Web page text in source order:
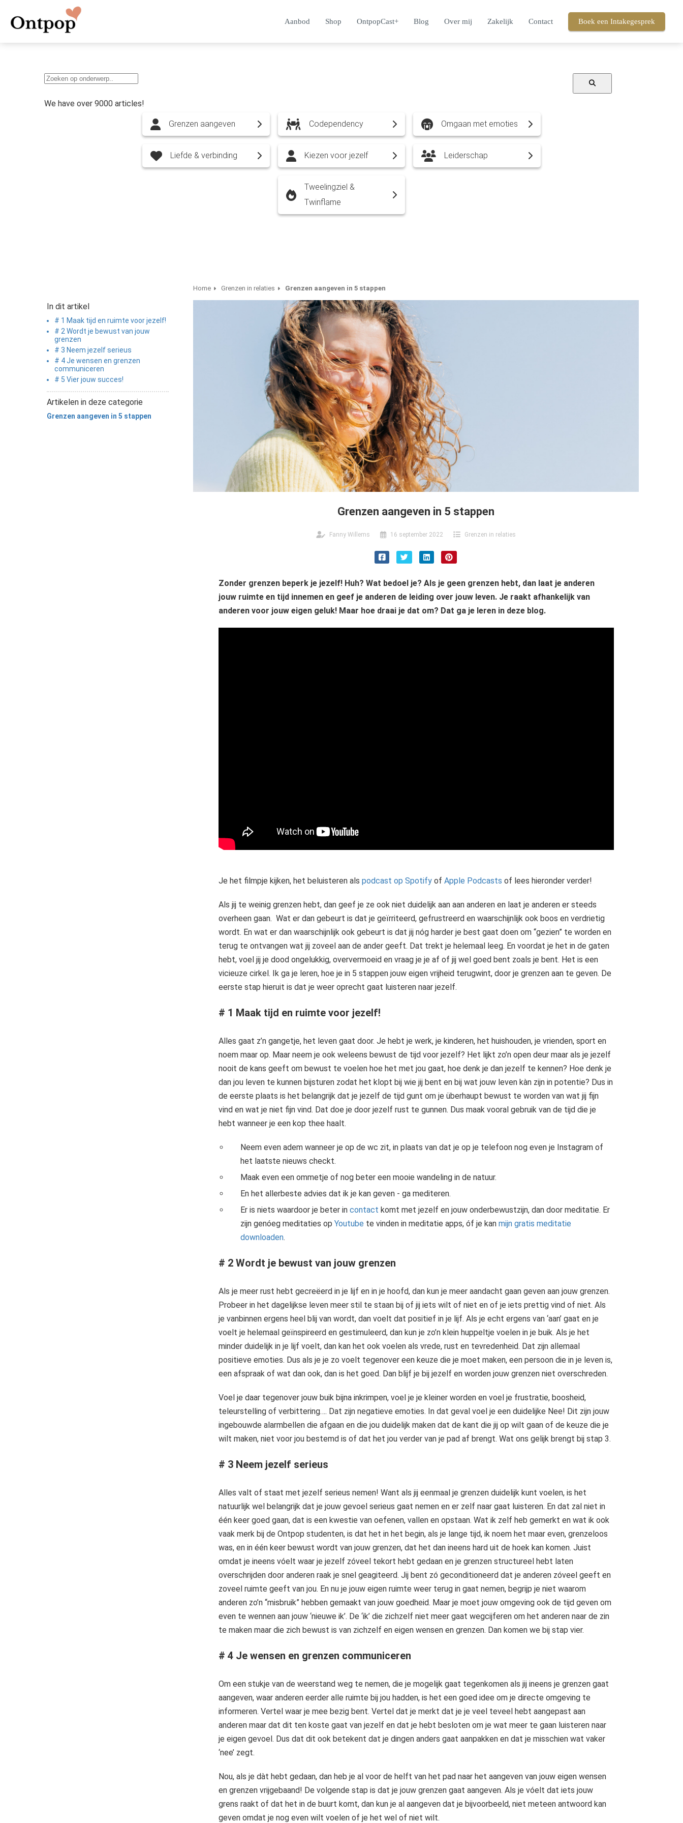
Aanbod Shop OntpopCast+ Blog Over mij Zakelijk Contact Boek een Intakegesprek
We have over 9000 articles!
Grenzen aangeven Codependency Omgaan met emoties
Liefde & verbinding Kiezen voor jezelf Leiderschap
Tweelingziel &
Twinflame
In dit artikel
# 1 Maak tijd en ruimte voor jezelf!
# 2 Wordt je bewust van jouw
grenzen
# 3 Neem jezelf serieus
# 4 Je wensen en grenzen
communiceren
# 5 Vier jouw succes!
Artikelen in deze categorie
Grenzen aangeven in 5 stappen
Home Grenzen in relaties Grenzen aangeven in 5 stappen
Grenzen aangeven in 5 stappen
Fanny Willems 16 september 2022 Grenzen in relaties
Zonder grenzen beperk je jezelf! Huh? Wat bedoel je? Als je geen grenzen hebt, dan laat je anderen
jouw ruimte en tijd innemen en geef je anderen de leiding over jouw leven. Je raakt afhankelijk van
anderen voor jouw eigen geluk! Maar hoe draai je dat om? Dat ga je leren in deze blog.
Je het filmpje kijken, het beluisteren als podcast op Spotifyof Apple Podcasts of lees hieronder verder!
Als jij te weinig grenzen hebt, dan geef je ze ook niet duidelijk aan aan anderen en laat je anderen er steeds
overheen gaan. Wat er dan gebeurt is dat je geïrriteerd, gefrustreerd en waarschijnlijk ook boos en verdrietig
wordt. En wat er dan waarschijnlijk ook gebeurt is dat jij nóg harder je best gaat doen om “gezien” te worden en
terug te ontvangen wat jij zoveel aan de ander geeft. Dat trekt je helemaal leeg. En voordat je het in de gaten
hebt, voel jij je dood ongelukkig, oververmoeid en vraag je je af of jij wel goed bent zoals je bent. Het is een
vicieuze cirkel. Ik ga je leren, hoe je in 5 stappen jouw eigen vrijheid terugwint, door je grenzen aan te geven. De
eerste stap hieruit is dat je weer oprecht gaat luisteren naar jezelf.
# 1 Maak tijd en ruimte voor jezelf!
Alles gaat z’n gangetje, het leven gaat door. Je hebt je werk, je kinderen, het huishouden, je vrienden, sport en
noem maar op. Maar neem je ook weleens bewust de tijd voor jezelf? Het lijkt zo’n open deur maar als je jezelf
nooit de kans geeft om bewust te voelen hoe het met jou gaat, hoe denk je dan jezelf te kennen? Hoe denk je
dan jou leven te kunnen bijsturen zodat het klopt bij wie jij bent en bij wat jouw leven kàn zijn in potentie? Dus in
de eerste plaats is het belangrijk dat je jezelf de tijd gunt om je überhaupt bewust te worden van wat jij fijn
vind en wat je niet fijn vind. Dat doe je door jezelf rust te gunnen. Dus maak vooral gebruik van de tijd die je
hebt wanneer je een kop thee haalt.
Neem even adem wanneer je op de wc zit, in plaats van dat je op je telefoon nog even je Instagram of
het laatste nieuws checkt.
Maak even een ommetje of nog beter een mooie wandeling in de natuur.
En het allerbeste advies dat ik je kan geven - ga mediteren.
Er is niets waardoor je beter in contact komt met jezelf en jouw onderbewustzijn, dan door meditatie. Er
zijn genóeg meditaties op Youtube te vinden in meditatie apps, óf je kan mijn gratis meditatie
downloaden.
# 2 Wordt je bewust van jouw grenzen
Als je meer rust hebt gecreëerd in je lijf en in je hoofd, dan kun je meer aandacht gaan geven aan jouw grenzen.
Probeer in het dagelijkse leven meer stil te staan bij of jij iets wilt of niet en of je iets prettig vind of niet. Als
je vanbinnen ergens heel blij van wordt, dan voelt dat positief in je lijf. Als je echt ergens van ‘aan’ gaat en je
voelt je helemaal geïnspireerd en gestimuleerd, dan kun je zo’n klein huppeltje voelen in je buik. Als je het
minder duidelijk in je lijf voelt, dan kan het ook voelen als vrede, rust en tevredenheid. Dat zijn allemaal
positieve emoties. Dus als je je zo voelt tegenover een keuze die je moet maken, een persoon die in je leven is,
een afspraak of wat dan ook, dan is het goed. Dan blijf je bij jezelf en worden jouw grenzen niet overschreden.
Voel je daar tegenover jouw buik bijna inkrimpen, voel je je kleiner worden en voel je frustratie, boosheid,
teleurstelling of verbittering…. Dat zijn negatieve emoties. In dat geval voel je een duidelijke Nee! Dit zijn jouw
ingebouwde alarmbellen die afgaan en die jou duidelijk maken dat de kant die jij op wilt gaan of de keuze die je
wilt maken, niet voor jou bestemd is of dat het jou verder van je pad af brengt. Wat ons gelijk brengt bij stap 3.
# 3 Neem jezelf serieus
Alles valt of staat met jezelf serieus nemen! Want als jij eenmaal je grenzen duidelijk kunt voelen, is het
natuurlijk wel belangrijk dat je jouw gevoel serieus gaat nemen en er zelf naar gaat luisteren. En dat zal niet in
één keer goed gaan, dat is een kwestie van oefenen, vallen en opstaan. Wat ik zelf heb gemerkt en wat ik ook
vaak merk bij de Ontpop studenten, is dat het in het begin, als je lange tijd, ik noem het maar even, grenzeloos
was, en in één keer bewust wordt van jouw grenzen, dat het dan ineens hard uit de hoek kan komen. Juist
omdat je ineens vóelt waar je jezelf zóveel tekort hebt gedaan en je grenzen structureel hebt laten
overschrijden door anderen raak je snel geagiteerd. Jij bent zó geconditioneerd dat je anderen zóveel geeft en
zoveel ruimte geeft van jou. En nu je jouw eigen ruimte weer terug in gaat nemen, begrijp je niet waarom
anderen zo’n “misbruik” hebben gemaakt van jouw goedheid. Maar je moet jouw omgeving ook de tijd geven om
even te wennen aan jouw ‘nieuwe ik’. De ‘ik’ die zichzelf niet meer gaat wegcijferen om het anderen naar de zin
te maken maar die zich bewust is van zichzelf en eigen wensen en grenzen. Dan komen we bij stap vier.
# 4 Je wensen en grenzen communiceren
Om een stukje van de weerstand weg te nemen, die je mogelijk gaat tegenkomen als jij ineens je grenzen gaat
aangeven, waar anderen eerder alle ruimte bij jou hadden, is het een goed idee om je directe omgeving te
informeren. Vertel waar je mee bezig bent. Vertel dat je merkt dat je je veel teveel hebt aangepast aan
anderen maar dat dit ten koste gaat van jezelf en dat je hebt besloten om je wat meer te gaan luisteren naar
je eigen gevoel. Dus dat dit ook betekent dat je dingen anders gaat aanpakken en dat je misschien wat vaker
‘nee’ zegt.
Nou, als je dàt hebt gedaan, dan heb je al voor de helft van het pad naar het aangeven van jouw eigen wensen
en grenzen vrijgebaand! De volgende stap is dat je jouw grenzen gaat aangeven. Als je vóelt dat iets jouw
grens raakt of dat het in de buurt komt, dan kun je al aangeven dat je bijvoorbeeld, niet meteen antwoord kan
geven omdat je nog even wilt voelen of je het wel of niet wilt.